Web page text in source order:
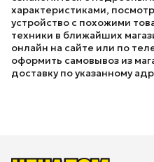
характеристиками,
устройство с похожими
техники в ближайших
онлайн на сайте или по
оформить самовывоз из
доставку по указанному